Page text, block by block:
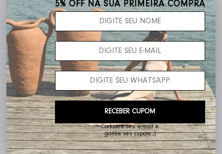
Frete grátis acima de R$ 400,00
Não sei o meu CEP
5% OFF NA SUA PRIMEIRA COMPRA
Cadastre seu e-mail e
ganhe seu cupom ;)
RECEBER CUPOM